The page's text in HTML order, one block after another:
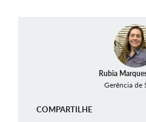
Rubia
Gerência de
COMPARTILHE